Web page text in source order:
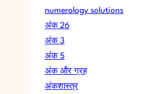
numerology solutions
अंक 26
अंक 3
अंक 5
अंक और ग्रह
अंकशास्त्र